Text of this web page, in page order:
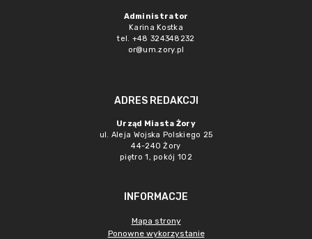
Administrator
Karina Kostka
tel. +48 324348232
or@um.zory.pl
ADRES REDAKCJI
Urząd Miasta Żory
ul. Aleja Wojska Polskiego 25
44-240 Żory
piętro 1, pokój 102
INFORMACJE
Mapa strony
Ponowne wykorzystanie